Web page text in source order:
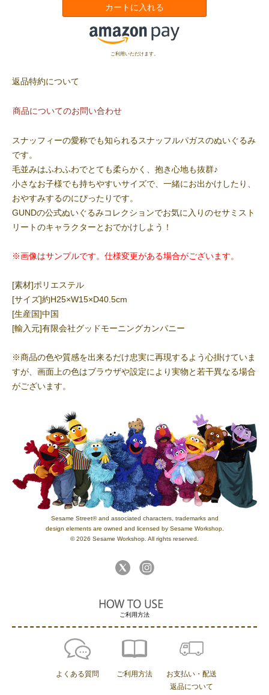
カートに入れる
ご利用いただけます。
返品特約について
商品についてのお問い合わせ
スナッフィーの愛称でも知られるスナッフルパガスのぬいぐるみ
です。
毛並みはふわふわでとても柔らかく、抱き心地も抜群♪
小さなお子様でも持ちやすいサイズで、一緒にお出かけしたり、
おやすみするのにぴったりです。
GUNDの公式ぬいぐるみコレクションでお気に入りのセサミスト
リートのキャラクターとおでかけしよう！
※画像はサンプルです。仕様変更がある場合がございます。
[素材]ポリエステル
[サイズ]約H25×W15×D40.5cm
[生産国]中国
[輸入元]有限会社グッドモーニングカンパニー
※商品の色や質感を出来るだけ忠実に再現するよう心掛けていま
すが、画面上の色はブラウザや設定により実物と若干異なる場合
がございます。
Sesame Street® and associated characters, trademarks and
design elements are owned and licensed by Sesame Workshop.
© 2026 Sesame Workshop. All rights reserved.
ご利用方法
よくある質問 ご利用方法
お支払い・配送
返品について